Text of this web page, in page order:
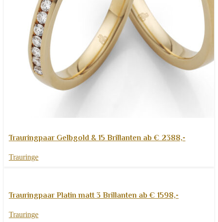
Schnellansicht
Trauringpaar Gelbgold & 15 Brillanten ab € 2388,-
Trauringe
Schnellansicht
Trauringpaar Platin matt 3 Brillanten ab € 1598,-
Trauringe